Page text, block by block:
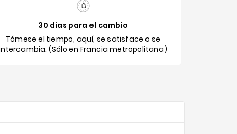
30 días para el cambio
Tómese el tiempo, aquí, se satisface o se
(Sólo en Francia metropolitana)